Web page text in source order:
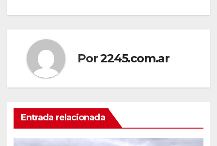
entradas
Por2245.com.ar
Entrada relacionada